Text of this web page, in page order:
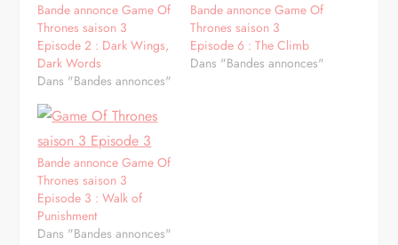
Bande annonce Game Of
Thrones saison 3
Episode 2 : Dark Wings,
Dark Words
Dans "Bandes annonces"
Bande annonce Game Of
Thrones saison 3
Episode 6 : The Climb
Dans "Bandes annonces"
Bande annonce Game Of
Thrones saison 3
Episode 3 : Walk of
Punishment
Dans "Bandes annonces"